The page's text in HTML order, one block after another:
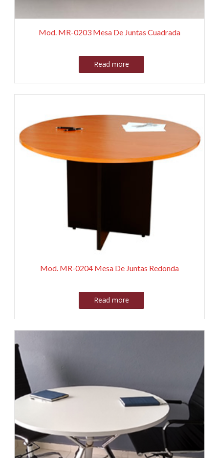
Mod. MR-0203 Mesa De Juntas Cuadrada
Read more
Mod. MR-0204 Mesa De Juntas Redonda
Read more